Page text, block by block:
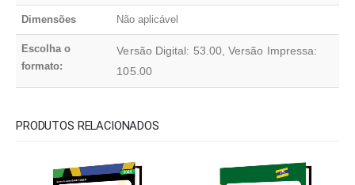
Dimensões Não aplicável
Escolha o
formato:
Versão Digital: 53.00, Versão Impressa:
105.00
PRODUTOS RELACIONADOS